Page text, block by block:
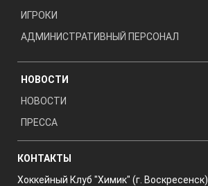
ИГРОКИ
АДМИНИСТРАТИВНЫЙ ПЕРСОНАЛ
НОВОСТИ
НОВОСТИ
ПРЕССА
КОНТАКТЫ
Хоккейный Клуб "Химик" (г. Воскресенск).